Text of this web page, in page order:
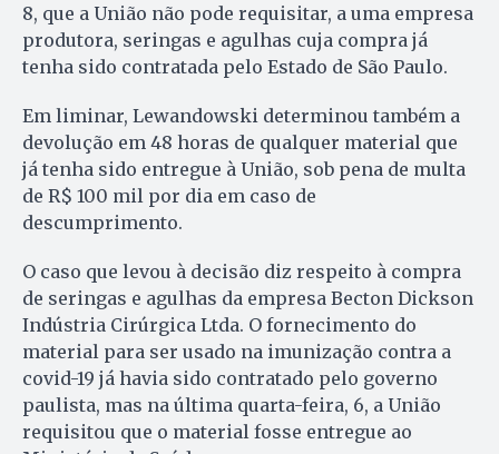
8, que a União não pode requisitar, a uma empresa
produtora, seringas e agulhas cuja compra já
tenha sido contratada pelo Estado de São Paulo.
Em liminar, Lewandowski determinou também a
devolução em 48 horas de qualquer material que
já tenha sido entregue à União, sob pena de multa
de R$ 100 mil por dia em caso de
descumprimento.
O caso que levou à decisão diz respeito à compra
de seringas e agulhas da empresa Becton Dickson
Indústria Cirúrgica Ltda. O fornecimento do
material para ser usado na imunização contra a
covid-19 já havia sido contratado pelo governo
paulista, mas na última quarta-feira, 6, a União
requisitou que o material fosse entregue ao